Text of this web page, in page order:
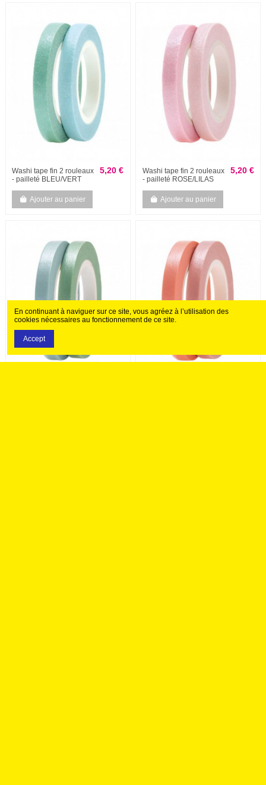
Washi tape fin 2 rouleaux
- pailleté BLEU/VERT
5,20 €
Ajouter au panier
Washi tape fin 2 rouleaux
- pailleté ROSE/LILAS
5,20 €
Ajouter au panier
En continuant à naviguer sur ce site, vous agréez à l’utilisation des
cookies nécessaires au fonctionnement de ce site.
Accept